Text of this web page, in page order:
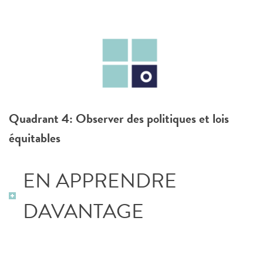
Quadrant 4: Observer des politiques et lois
équitables
EN APPRENDRE
DAVANTAGE